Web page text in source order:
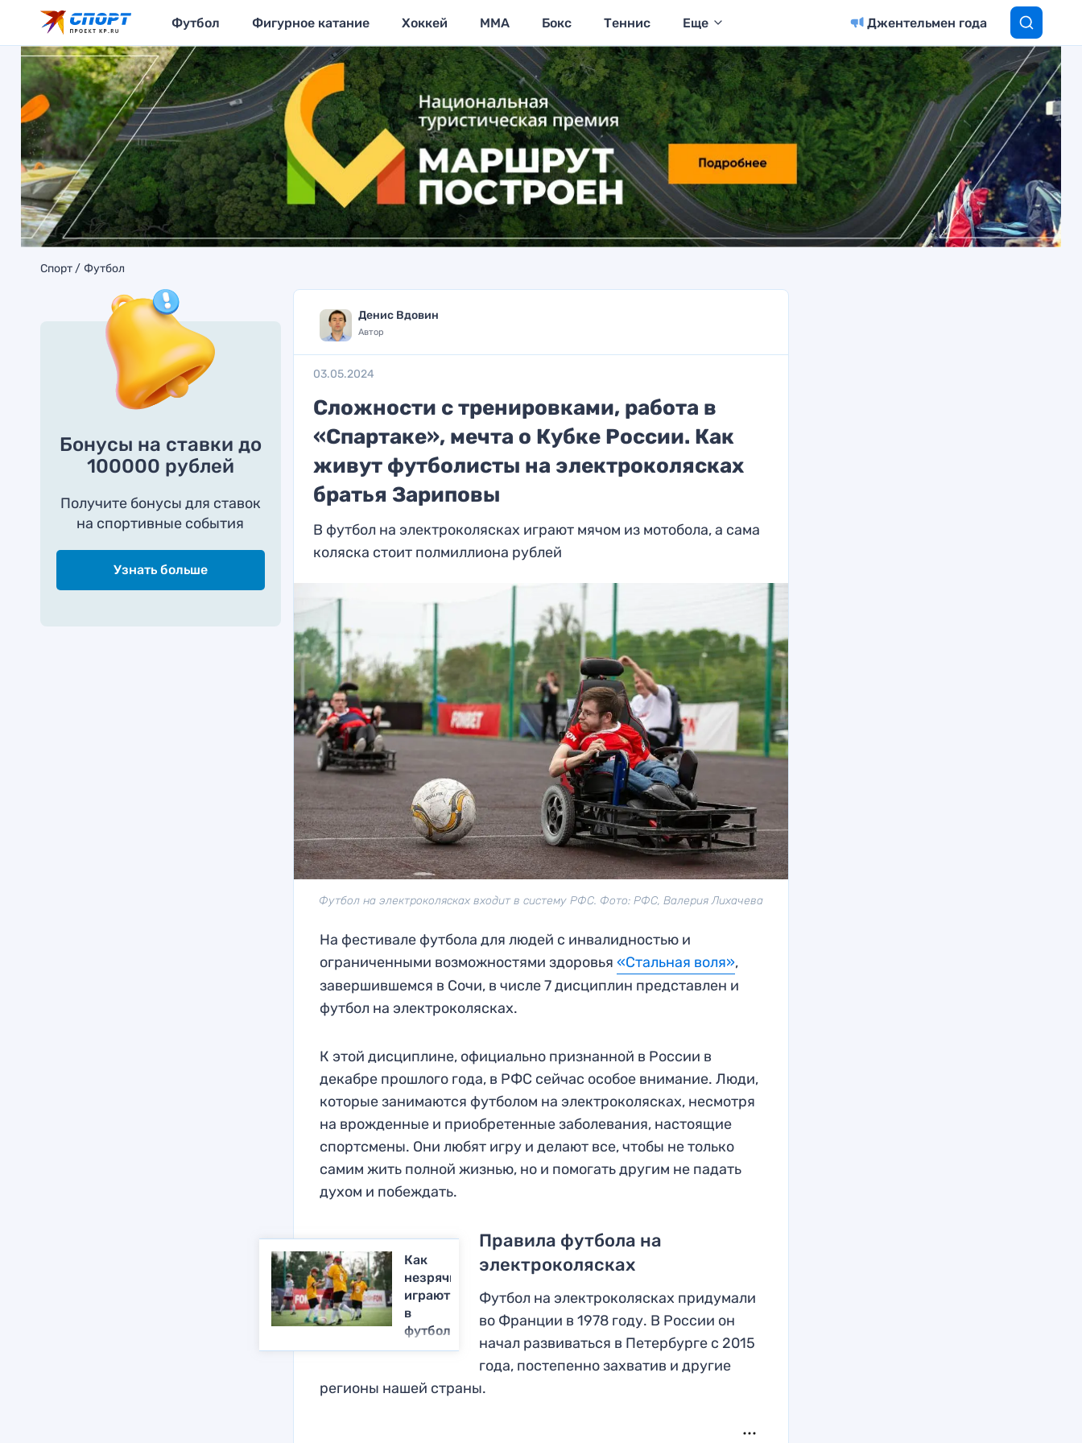
Футбол Фигурное катание Хоккей MMA Бокс Теннис Еще Джентельмен года
Спорт Футбол
Бонусы на ставки до
100000 рублей
Получите бонусы для ставок
на спортивные события
Узнать больше
Денис Вдовин
Автор
03.05.2024
Сложности с тренировками, работа в
«Спартаке», мечта о Кубке России. Как
живут футболисты на электроколясках
братья Зариповы
В футбол на электроколясках играют мячом из мотобола, а сама
коляска стоит полмиллиона рублей
Футбол на электроколясках входит в систему РФС. Фото: РФС, Валерия Лихачева
На фестивале футбола для людей с инвалидностью и
ограниченными возможностями здоровья«Стальная воля»,
завершившемся в Сочи, в числе 7 дисциплин представлен и
футбол на электроколясках.
К этой дисциплине, официально признанной в России в
декабре прошлого года, в РФС сейчас особое внимание. Люди,
которые занимаются футболом на электроколясках, несмотря
на врожденные и приобретенные заболевания, настоящие
спортсмены. Они любят игру и делают все, чтобы не только
самим жить полной жизнью, но и помогать другим не падать
духом и побеждать.
Как
незрячие
играют
в
футбол
Правила футбола на
электроколясках
Футбол на электроколясках придумали
во Франции в 1978 году. В России он
начал развиваться в Петербурге с 2015
года, постепенно захватив и другие
регионы нашей страны.